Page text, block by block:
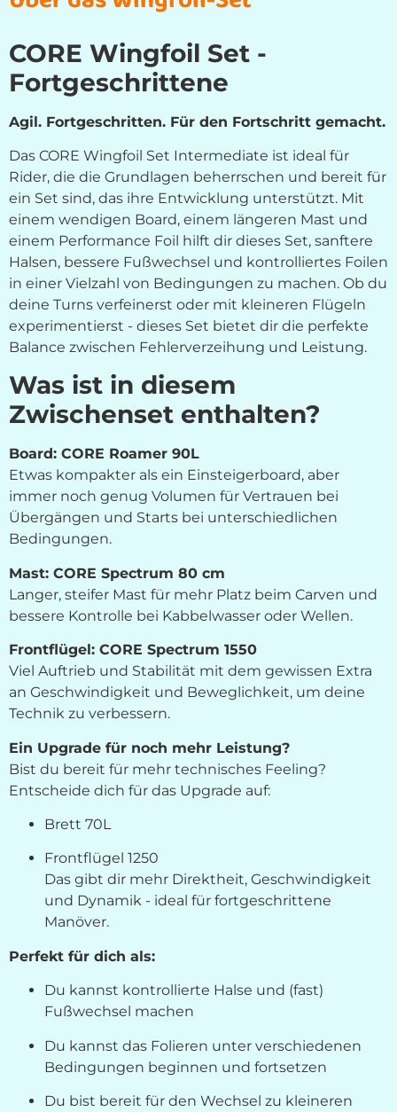
CORE Wingfoil Set -
Fortgeschrittene
Agil. Fortgeschritten. Für den Fortschritt gemacht.
Das CORE Wingfoil Set Intermediate ist ideal für
Rider, die die Grundlagen beherrschen und bereit für
ein Set sind, das ihre Entwicklung unterstützt. Mit
einem wendigen Board, einem längeren Mast und
einem Performance Foil hilft dir dieses Set, sanftere
Halsen, bessere Fußwechsel und kontrolliertes Foilen
in einer Vielzahl von Bedingungen zu machen. Ob du
deine Turns verfeinerst oder mit kleineren Flügeln
experimentierst - dieses Set bietet dir die perfekte
Balance zwischen Fehlerverzeihung und Leistung.
Was ist in diesem
Zwischenset enthalten?
Board: CORE Roamer 90L
Etwas kompakter als ein Einsteigerboard, aber
immer noch genug Volumen für Vertrauen bei
Übergängen und Starts bei unterschiedlichen
Bedingungen.
Mast: CORE Spectrum 80 cm
Langer, steifer Mast für mehr Platz beim Carven und
bessere Kontrolle bei Kabbelwasser oder Wellen.
Frontflügel: CORE Spectrum 1550
Viel Auftrieb und Stabilität mit dem gewissen Extra
an Geschwindigkeit und Beweglichkeit, um deine
Technik zu verbessern.
Ein Upgrade für noch mehr Leistung?
Bist du bereit für mehr technisches Feeling?
Entscheide dich für das Upgrade auf:
Brett 70L
Frontflügel 1250
Das gibt dir mehr Direktheit, Geschwindigkeit
und Dynamik - ideal für fortgeschrittene
Manöver.
Perfekt für dich als:
Du kannst kontrollierte Halse und (fast)
Fußwechsel machen
Du kannst das Folieren unter verschiedenen
Bedingungen beginnen und fortsetzen
Du bist bereit für den Wechsel zu kleineren